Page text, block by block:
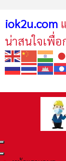
iok2u.com
น่าสนใจเพื่